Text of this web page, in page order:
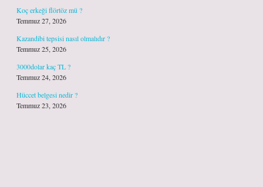
Koç erkeği flörtöz mü ?
Temmuz 27, 2026
Kazandibi tepsisi nasıl olmalıdır ?
Temmuz 25, 2026
3000dolar kaç TL ?
Temmuz 24, 2026
Hüccet belgesi nedir ?
Temmuz 23, 2026